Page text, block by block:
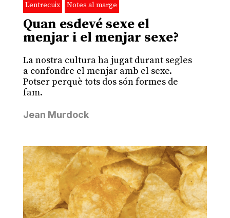
L'entrecuix Notes al marge
Quan esdevé sexe el
menjar i el menjar sexe?
La nostra cultura ha jugat durant segles
a confondre el menjar amb el sexe.
Potser perquè tots dos són formes de
fam.
Jean Murdock